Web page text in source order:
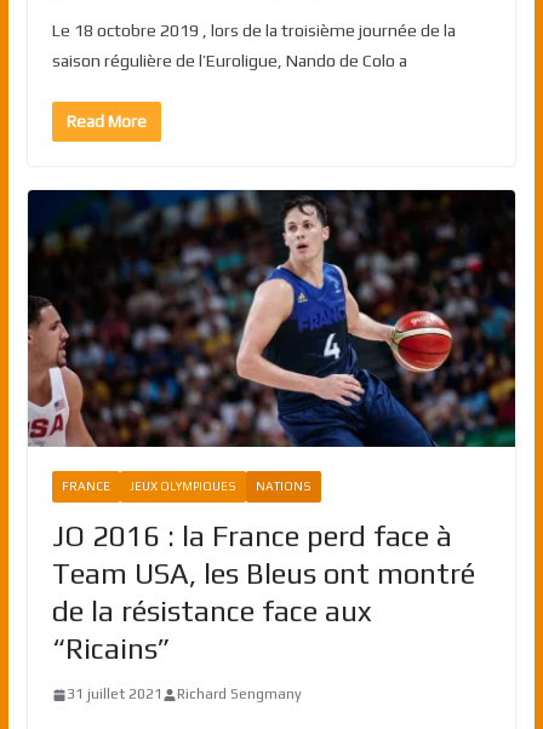
Le 18 octobre 2019 , lors de la troisième journée de la
saison régulière de l’Euroligue, Nando de Colo a
Read More
FRANCE JEUX OLYMPIQUES NATIONS
JO 2016 : la France perd face à
Team USA, les Bleus ont montré
de la résistance face aux
“Ricains”
31 juillet 2021 Richard Sengmany